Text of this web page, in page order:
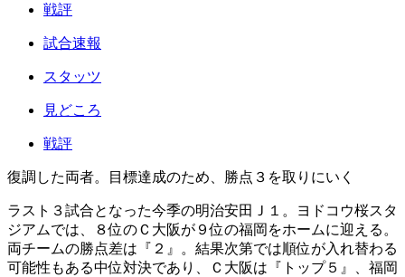
戦評
試合速報
スタッツ
見どころ
戦評
復調した両者。目標達成のため、勝点３を取りにいく
ラスト３試合となった今季の明治安田Ｊ１。ヨドコウ桜スタ
ジアムでは、８位のＣ大阪が９位の福岡をホームに迎える。
両チームの勝点差は『２』。結果次第では順位が入れ替わる
可能性もある中位対決であり、Ｃ大阪は『トップ５』、福岡